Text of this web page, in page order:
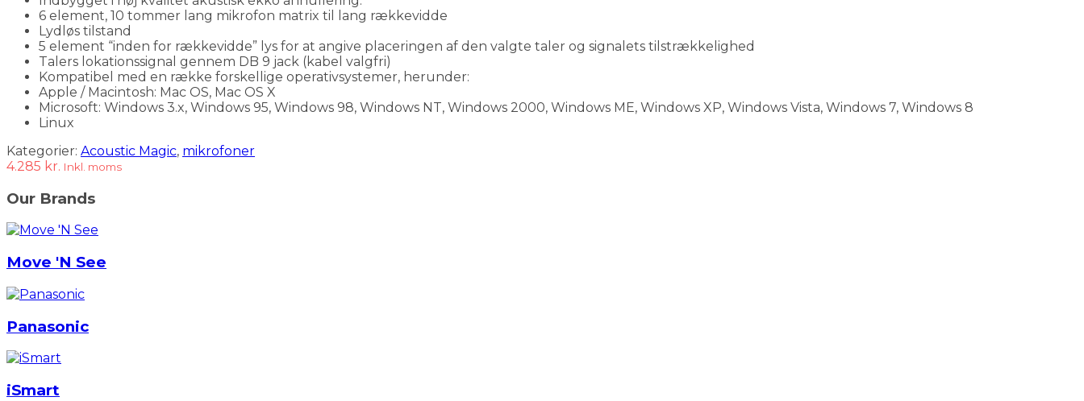
6 element, 10 tommer lang mikrofon matrix til lang rækkevidde
Lydløs tilstand
5 element “inden for rækkevidde” lys for at angive placeringen af den valgte taler og signalets tilstrækkelighed
Talers lokationssignal gennem DB 9 jack (kabel valgfri)
Kompatibel med en række forskellige operativsystemer, herunder:
Apple / Macintosh: Mac OS, Mac OS X
Microsoft: Windows 3.x, Windows 95, Windows 98, Windows NT, Windows 2000, Windows ME, Windows XP, Windows Vista, Windows 7, Windows 8
Linux
Kategorier: Acoustic Magic, mikrofoner
4.285 kr. Inkl. moms
Our Brands
Move 'N See
Panasonic
iSmart